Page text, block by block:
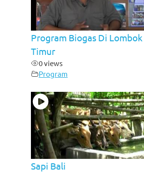
Program Biogas Di Lombok
Timur
0 views
Program
Sapi Bali